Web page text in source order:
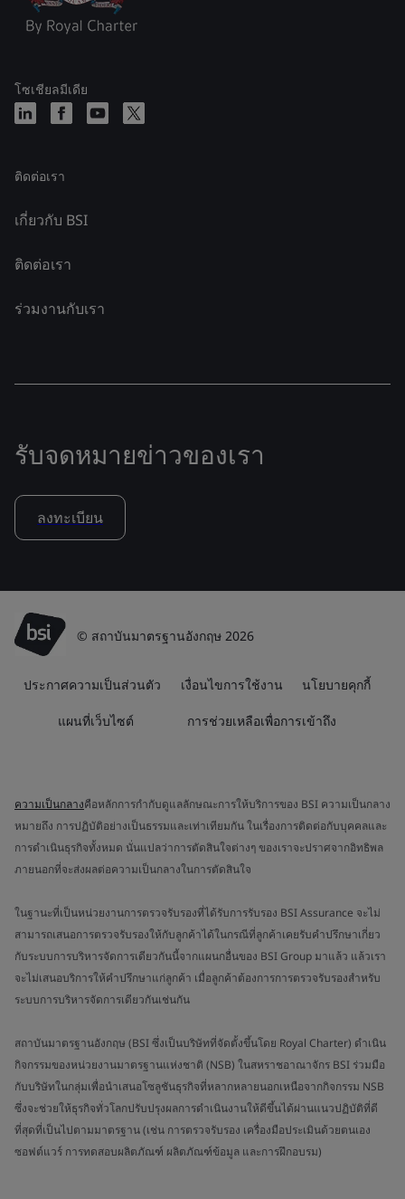
โซเชียลมีเดีย
ติดต่อเรา
เกี่ยวกับ BSI
ติดต่อเรา
ร่วมงานกับเรา
รับจดหมายข่าวของเรา
ลงทะเบียน
© สถาบันมาตรฐานอังกฤษ 2026
ประกาศความเป็นส่วนตัว เงื่อนไขการใช้งาน นโยบายคุกกี้
แผนที่เว็บไซต์ การช่วยเหลือเพื่อการเข้าถึง
ความเป็นกลางคือหลักการกำกับดูแลลักษณะการให้บริการของ BSI ความเป็นกลาง
หมายถึง การปฏิบัติอย่างเป็นธรรมและเท่าเทียมกัน ในเรื่องการติดต่อกับบุคคลและ
การดำเนินธุรกิจทั้งหมด นั่นแปลว่าการตัดสินใจต่างๆ ของเราจะปราศจากอิทธิพล
ภายนอกที่จะส่งผลต่อความเป็นกลางในการตัดสินใจ
ในฐานะที่เป็นหน่วยงานการตรวจรับรองที่ได้รับการรับรอง BSI Assurance จะไม่
สามารถเสนอการตรวจรับรองให้กับลูกค้าได้ในกรณีที่ลูกค้าเคยรับคำปรึกษาเกี่ยว
กับระบบการบริหารจัดการเดียวกันนี้จากแผนกอื่นของ BSI Group มาแล้ว แล้วเรา
จะไม่เสนอบริการให้คำปรึกษาแก่ลูกค้า เมื่อลูกค้าต้องการการตรวจรับรองสำหรับ
ระบบการบริหารจัดการเดียวกันเช่นกัน
สถาบันมาตรฐานอังกฤษ (BSI ซึ่งเป็นบริษัทที่จัดตั้งขึ้นโดย Royal Charter) ดำเนิน
กิจกรรมของหน่วยงานมาตรฐานแห่งชาติ (NSB) ในสหราชอาณาจักร BSI ร่วมมือ
กับบริษัทในกลุ่มเพื่อนำเสนอโซลูชันธุรกิจที่หลากหลายนอกเหนือจากกิจกรรม NSB
ซึ่งจะช่วยให้ธุรกิจทั่วโลกปรับปรุงผลการดำเนินงานให้ดีขึ้นได้ผ่านแนวปฏิบัติที่ดี
ที่สุดที่เป็นไปตามมาตรฐาน (เช่น การตรวจรับรอง เครื่องมือประเมินด้วยตนเอง
ซอฟต์แวร์ การทดสอบผลิตภัณฑ์ ผลิตภัณฑ์ข้อมูล และการฝึกอบรม)